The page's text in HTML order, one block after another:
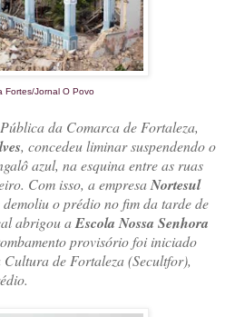
Fortes/Jornal O Povo
da Comarca de Fortaleza,
, concedeu liminar suspendendo o
azul, na esquina entre as ruas
Com isso, a empresaNortesul
demoliu o prédio no fim da tarde de
abrigou aEscola Nossa Senhora
provisório foi iniciado
de Fortaleza (Secultfor),